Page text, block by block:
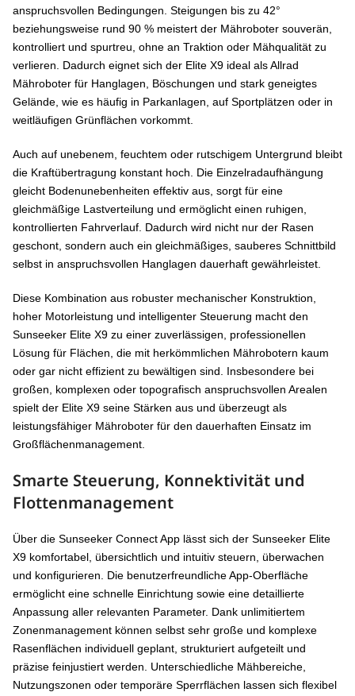
anspruchsvollen Bedingungen. Steigungen bis zu 42°
beziehungsweise rund 90 % meistert der Mähroboter souverän,
kontrolliert und spurtreu, ohne an Traktion oder Mähqualität zu
verlieren. Dadurch eignet sich der Elite X9 ideal als Allrad
Mähroboter für Hanglagen, Böschungen und stark geneigtes
Gelände, wie es häufig in Parkanlagen, auf Sportplätzen oder in
weitläufigen Grünflächen vorkommt.
Auch auf unebenem, feuchtem oder rutschigem Untergrund bleibt
die Kraftübertragung konstant hoch. Die Einzelradaufhängung
gleicht Bodenunebenheiten effektiv aus, sorgt für eine
gleichmäßige Lastverteilung und ermöglicht einen ruhigen,
kontrollierten Fahrverlauf. Dadurch wird nicht nur der Rasen
geschont, sondern auch ein gleichmäßiges, sauberes Schnittbild
selbst in anspruchsvollen Hanglagen dauerhaft gewährleistet.
Diese Kombination aus robuster mechanischer Konstruktion,
hoher Motorleistung und intelligenter Steuerung macht den
Sunseeker Elite X9 zu einer zuverlässigen, professionellen
Lösung für Flächen, die mit herkömmlichen Mährobotern kaum
oder gar nicht effizient zu bewältigen sind. Insbesondere bei
großen, komplexen oder topografisch anspruchsvollen Arealen
spielt der Elite X9 seine Stärken aus und überzeugt als
leistungsfähiger Mähroboter für den dauerhaften Einsatz im
Großflächenmanagement.
Smarte Steuerung, Konnektivität und
Flottenmanagement
Über die Sunseeker Connect App lässt sich der Sunseeker Elite
X9 komfortabel, übersichtlich und intuitiv steuern, überwachen
und konfigurieren. Die benutzerfreundliche App-Oberfläche
ermöglicht eine schnelle Einrichtung sowie eine detaillierte
Anpassung aller relevanten Parameter. Dank unlimitiertem
Zonenmanagement können selbst sehr große und komplexe
Rasenflächen individuell geplant, strukturiert aufgeteilt und
präzise feinjustiert werden. Unterschiedliche Mähbereiche,
Nutzungszonen oder temporäre Sperrflächen lassen sich flexibel